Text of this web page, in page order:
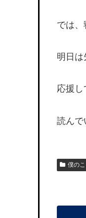
では、
明日は
応援し
読んで
僕のこ